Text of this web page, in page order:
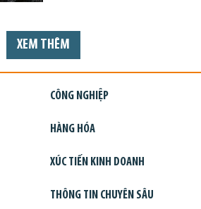
XEM THÊM
CÔNG NGHIỆP
HÀNG HÓA
XÚC TIẾN KINH DOANH
THÔNG TIN CHUYÊN SÂU